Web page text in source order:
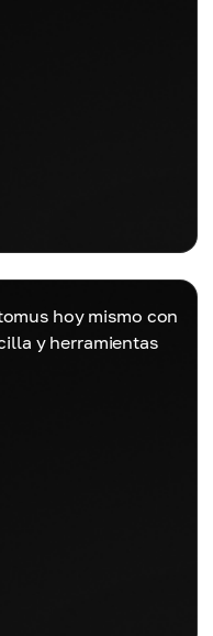
hoy mismo con
y herramientas